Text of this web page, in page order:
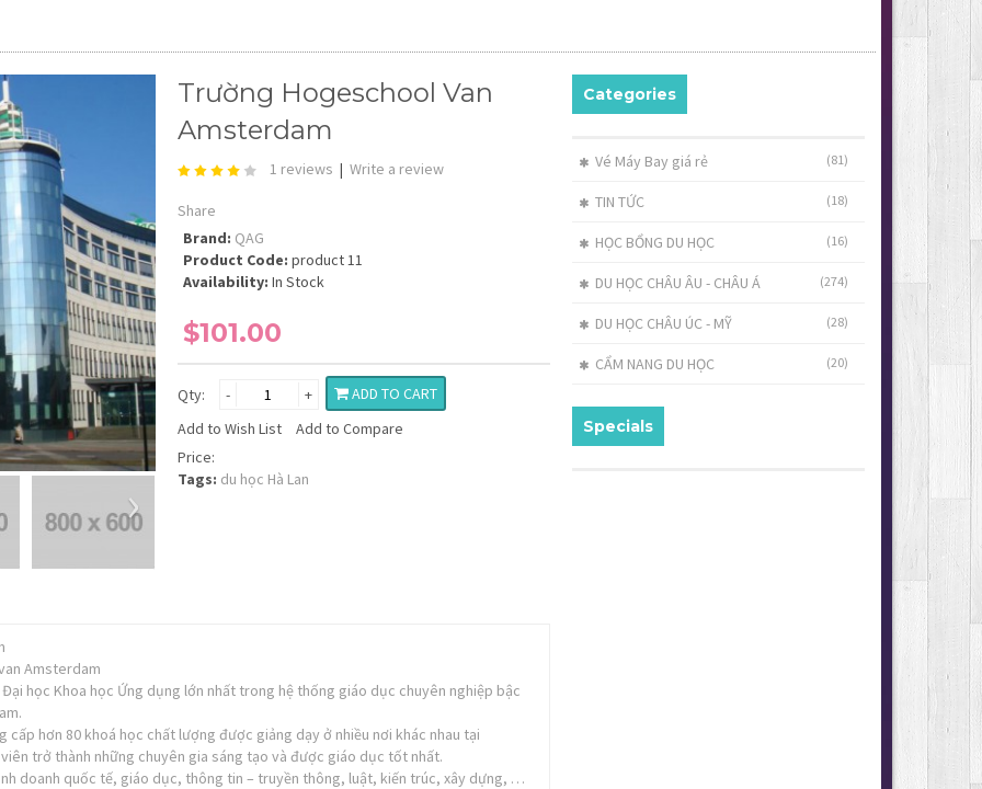
›
Trường Hogeschool Van
Amsterdam
1 reviews |Write a review
Share
Brand: QAG
Product Code: product 11
Availability: In Stock
$101.00
Qty: - +
ADD TO CART
Add to Wish List
Add to Compare
Price:
Tags: du học Hà Lan
Amsterdam
học Khoa học Ứng dụng lớn nhất trong hệ thống giáo dục chuyên nghiệp bậc
hơn 80 khoá học chất lượng được giảng dạy ở nhiều nơi khác nhau tại
trở thành những chuyên gia sáng tạo và được giáo dục tốt nhất.
doanh quốc tế, giáo dục, thông tin – truyền thông, luật, kiến trúc, xây dựng, …
Categories
Vé Máy Bay giá rẻ (81)
TIN TỨC (18)
HỌC BỔNG DU HỌC (16)
DU HỌC CHÂU ÂU - CHÂU Á (274)
DU HỌC CHÂU ÚC - MỸ (28)
CẨM NANG DU HỌC (20)
Specials